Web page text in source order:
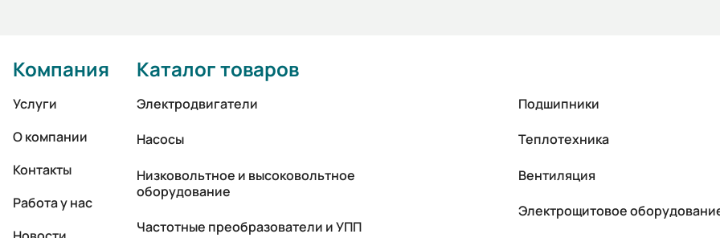
Компания
Услуги
О компании
Контакты
Работа у нас
Каталог товаров
Электродвигатели
Насосы
Низковольтное и высоковольтное
оборудование
Частотные преобразователи и УПП
Подшипники
Теплотехника
Вентиляция
Электрощитовое